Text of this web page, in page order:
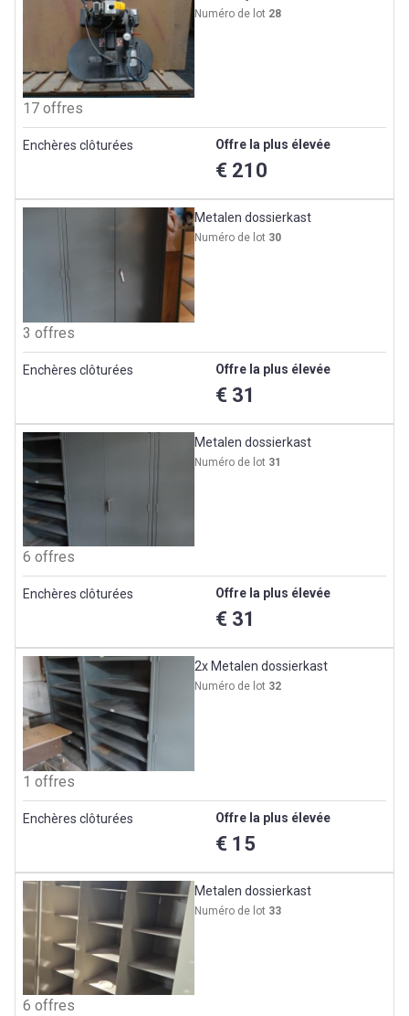
Numéro de lot 28
17 offres
Enchères clôturées Offre la plus élevée
€ 210
Metalen dossierkast
Numéro de lot 30
3 offres
Enchères clôturées Offre la plus élevée
€ 31
Metalen dossierkast
Numéro de lot 31
6 offres
Enchères clôturées Offre la plus élevée
€ 31
2x Metalen dossierkast
Numéro de lot 32
1 offres
Enchères clôturées Offre la plus élevée
€ 15
Metalen dossierkast
Numéro de lot 33
6 offres